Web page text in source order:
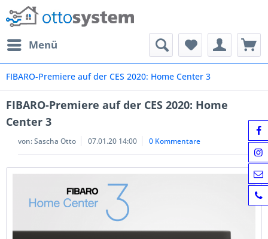
Menü
FIBARO-Premiere auf der CES 2020: Home Center 3
FIBARO-Premiere auf der CES 2020: Home
Center 3
von:Sascha Otto 07.01.20 14:00 0 Kommentare